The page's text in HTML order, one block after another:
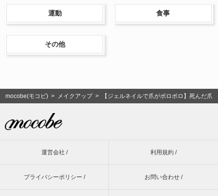
運動 食事
その他
mocobe(モコビ) > メイクアップ> 【ジェルネイルで爪がボロボロ】死んだ爪
運営会社 / 利用規約 /
プライバシーポリシー / お問い合わせ /